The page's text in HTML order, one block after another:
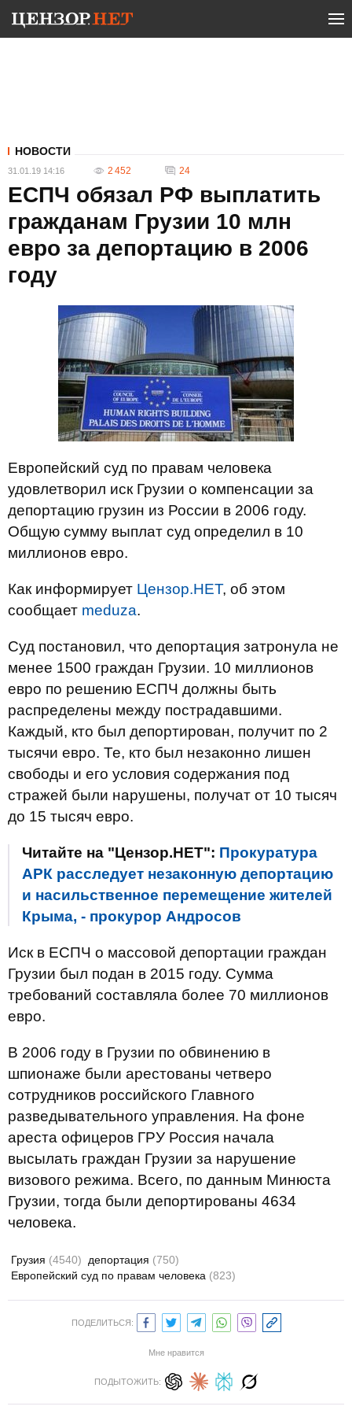
НОВОСТИ
31.01.19 14:16 2 452 24
ЕСПЧ обязал РФ выплатить
гражданам Грузии 10 млн
евро за депортацию в 2006
году
Европейский суд по правам человека
удовлетворил иск Грузии о компенсации за
депортацию грузин из России в 2006 году.
Общую сумму выплат суд определил в 10
миллионов евро.
Как информирует Цензор.НЕТ, об этом
сообщает meduza.
Суд постановил, что депортация затронула не
менее 1500 граждан Грузии. 10 миллионов
евро по решению ЕСПЧ должны быть
распределены между пострадавшими.
Каждый, кто был депортирован, получит по 2
тысячи евро. Те, кто был незаконно лишен
свободы и его условия содержания под
стражей были нарушены, получат от 10 тысяч
до 15 тысяч евро.
Читайте на "Цензор.НЕТ": Прокуратура
АРК расследует незаконную депортацию
и насильственное перемещение жителей
Крыма, - прокурор Андросов
Иск в ЕСПЧ о массовой депортации граждан
Грузии был подан в 2015 году. Сумма
требований составляла более 70 миллионов
евро.
В 2006 году в Грузии по обвинению в
шпионаже были арестованы четверо
сотрудников российского Главного
разведывательного управления. На фоне
ареста офицеров ГРУ Россия начала
высылать граждан Грузии за нарушение
визового режима. Всего, по данным Минюста
Грузии, тогда были депортированы 4634
человека.
Грузия (4540) депортация (750)
Европейский суд по правам человека (823)
ПОДЕЛИТЬСЯ:
Мне нравится
ПОДЫТОЖИТЬ: